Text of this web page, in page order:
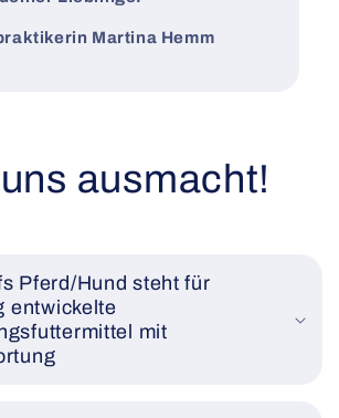
Martina Hemm
ausmacht!
Pferd/Hund steht für
entwickelte
mit